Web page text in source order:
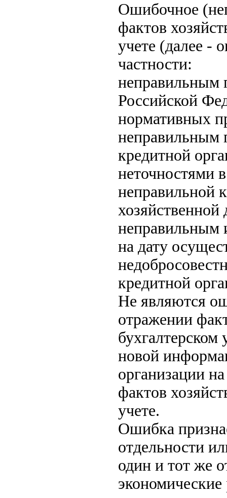
Ошибочное
фактов
учете (далее -
частности:
неправильным
Российской
нормативных
неправильным
кредитной
неточностями
неправильной
хозяйственной
неправильным
на дату
кредитной
Не являются
отражении
бухгалтерском
новой
организации
фактов
учете.
Ошибка
отдельности
один и тот же